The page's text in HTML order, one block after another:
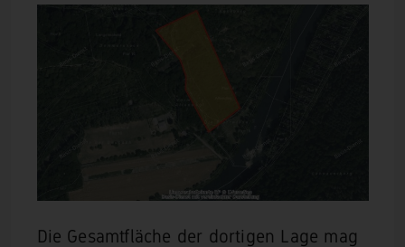
Die Gesamtfläche der dortigen Lage mag